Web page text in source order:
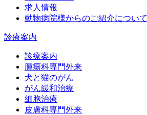
求人情報
動物病院様からのご紹介について
診療案内
診療案内
腫瘍科専門外来
犬と猫のがん
がん緩和治療
細胞治療
皮膚科専門外来